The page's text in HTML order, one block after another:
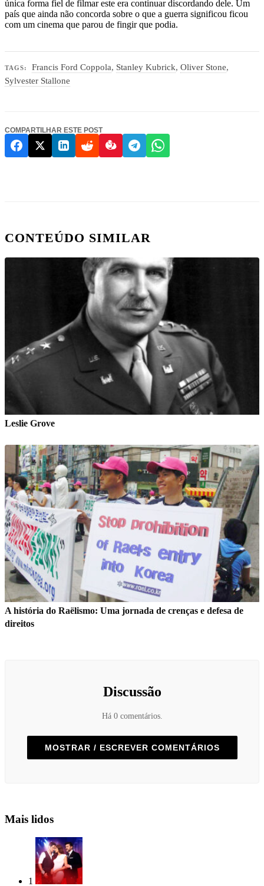
única forma fiel de filmar este era continuar discordando dele. Um
país que ainda não concorda sobre o que a guerra significou ficou
com um cinema que parou de fingir que podia.
TAGS: Francis Ford Coppola, Stanley Kubrick,Oliver Stone,
Sylvester Stallone
COMPARTILHAR ESTE POST
CONTEÚDO SIMILAR
Leslie Grove
A história do Raëlismo: Uma jornada de crenças e defesa de
direitos
Discussão
Há 0 comentários.
MOSTRAR / ESCREVER COMENTÁRIOS
Mais lidos
1